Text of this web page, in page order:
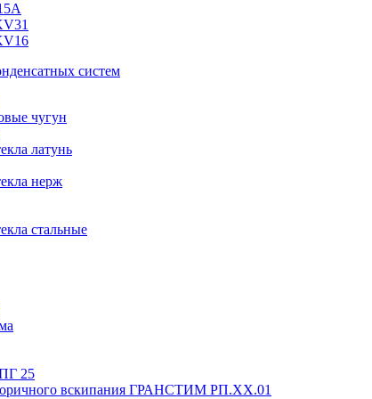
систем
чугун
латунь
нерж
стальные
25
вскипания ГРАНСТИМ РП.XX.01